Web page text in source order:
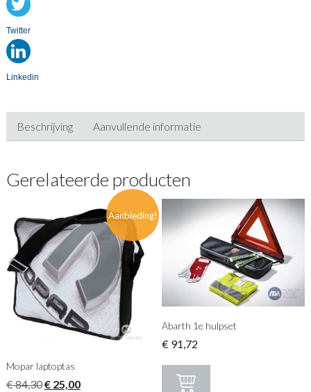
Twitter
Linkedin
Beschrijving Aanvullende informatie
Gerelateerde producten
Aanbieding!
Mopar laptoptas
€84,30Oorspronkelijke
€25,00Huidige
Abarth 1e hulpset
€91,72